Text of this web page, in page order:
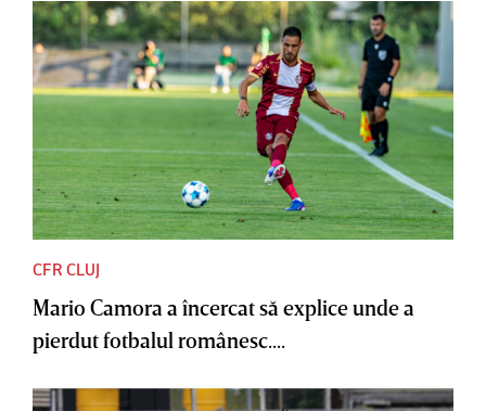
CFR CLUJ
Mario Camora a încercat să explice unde a
pierdut fotbalul românesc....